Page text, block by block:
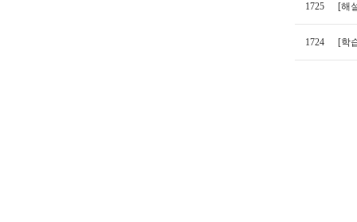
1725 [해
1724 [학